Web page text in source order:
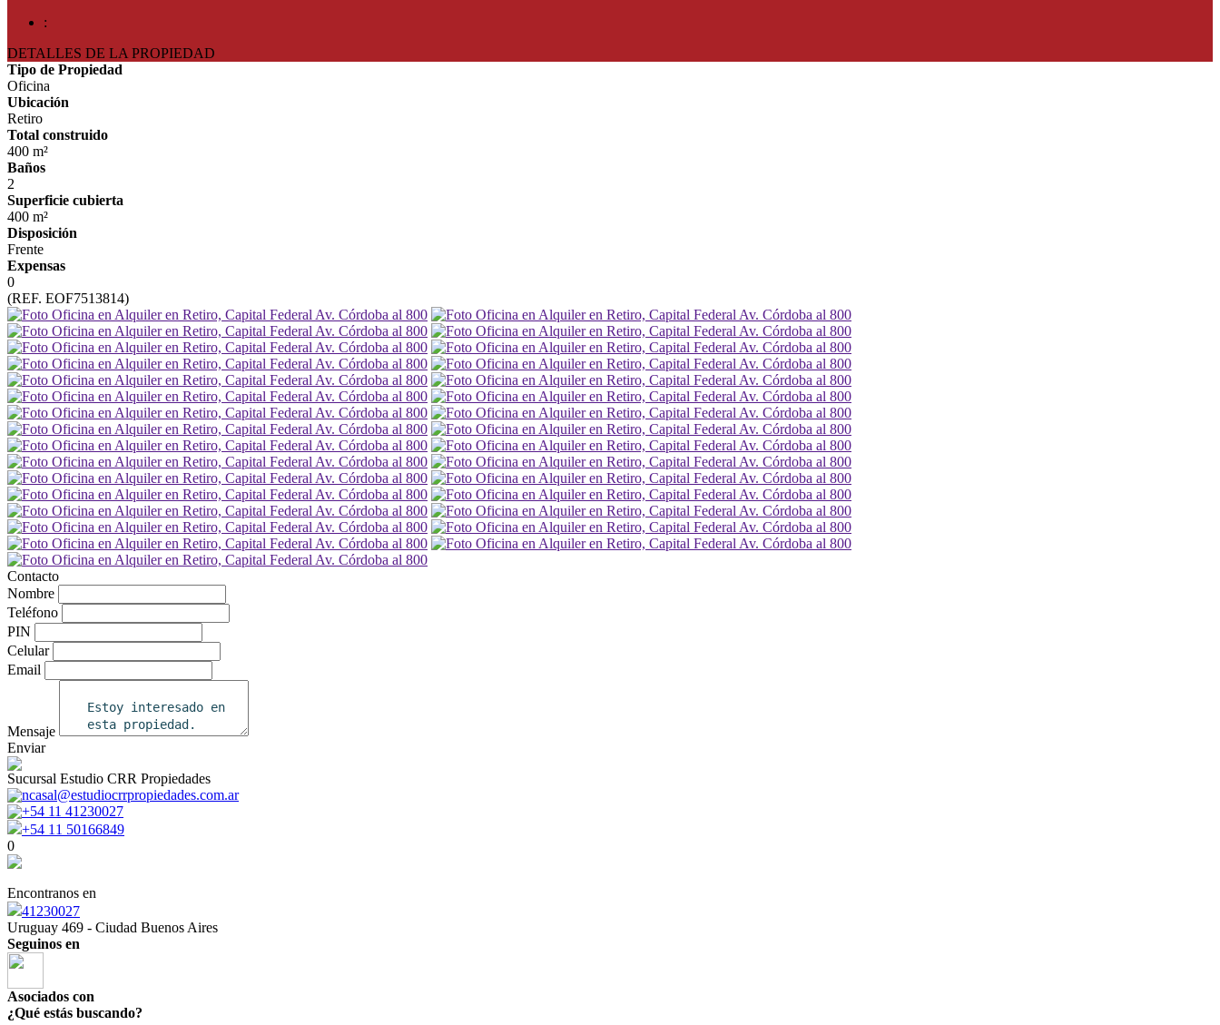
:
DETALLES DE LA PROPIEDAD
Tipo de Propiedad
Oficina
Ubicación
Retiro
Total construido
400 m²
Baños
2
Superficie cubierta
400 m²
Disposición
Frente
Expensas
0
(REF. EOF7513814)
Contacto
Nombre
Teléfono
PIN
Celular
Email
Mensaje
Enviar
Sucursal Estudio CRR Propiedades
ncasal@estudiocrrpropiedades.com.ar
+54 11 41230027
+54 11 50166849
0
Encontranos en
41230027
Uruguay 469 - Ciudad Buenos Aires
Seguinos en
Asociados con
¿Qué estás buscando?